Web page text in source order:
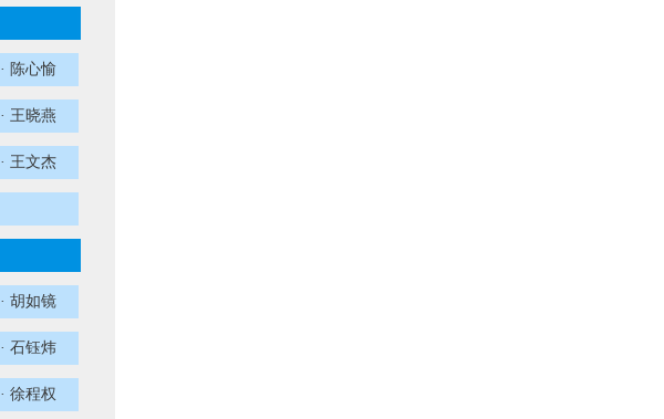
· 陈心愉
· 王晓燕
· 王文杰
· 胡如镜
· 石钰炜
· 徐程权